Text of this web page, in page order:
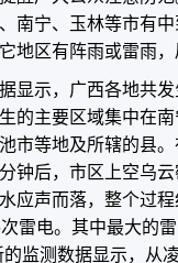
南宁、玉林等市有
地区有阵雨或雷雨，
显示，广西各地共
的主要区域集中在
市等地及所辖的县
钟后，市区上空乌
应声而落，整个过
雷电。其中最大的
监测数据显示，从